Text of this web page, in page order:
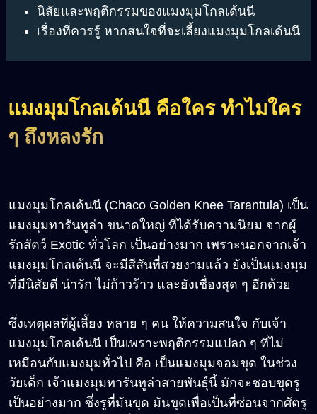
นิสัยและพฤติกรรมของแมงมุมโกลเด้นนี
เรื่องที่ควรรู้ หากสนใจที่จะเลี้ยงแมงมุมโกลเด้นนี
แมงมุมโกลเด้นนี คือใคร ทำไมใคร
ๆ ถึงหลงรัก
แมงมุมโกลเด้นนี (Chaco Golden Knee Tarantula) เป็น
แมงมุมทารันทูล่า ขนาดใหญ่ ที่ได้รับความนิยม จากผู้
รักสัตว์ Exotic ทั่วโลก เป็นอย่างมาก เพราะนอกจากเจ้า
แมงมุมโกลเด้นนี จะมีสีสันที่สวยงามแล้ว ยังเป็นแมงมุม
ที่มีนิสัยดี น่ารัก ไม่ก้าวร้าว และยังเชื่องสุด ๆ อีกด้วย
ซึ่งเหตุผลที่ผู้เลี้ยง หลาย ๆ คน ให้ความสนใจ กับเจ้า
แมงมุมโกลเด้นนี เป็นเพราะพฤติกรรมแปลก ๆ ที่ไม่
เหมือนกับแมงมุมทั่วไป คือ เป็นแมงมุมจอมขุด ในช่วง
วัยเด็ก เจ้าแมงมุมทารันทูล่าสายพันธุ์นี้ มักจะชอบขุดรู
เป็นอย่างมาก ซึ่งรูที่มันขุด มันขุดเพื่อเป็นที่ซ่อนจากศัตรู